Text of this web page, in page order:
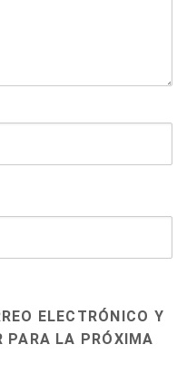
ELECTRÓNICO Y
PARA LA PRÓXIMA